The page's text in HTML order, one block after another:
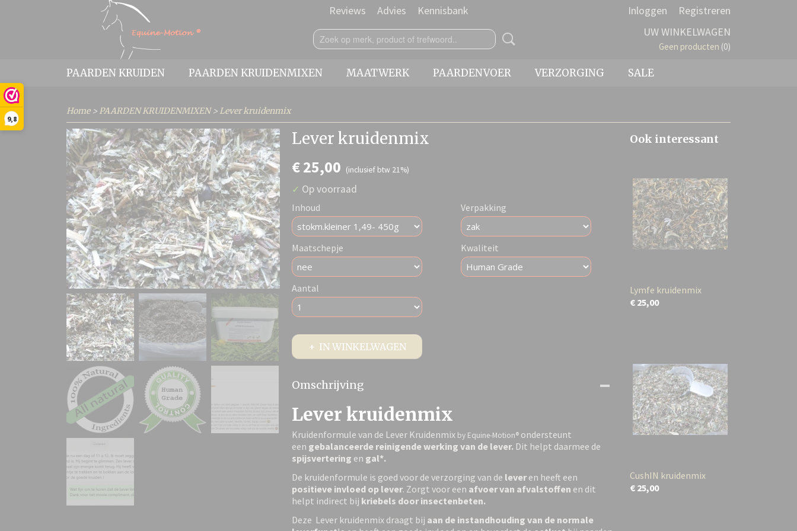
9,8
Reviews Advies Kennisbank Inloggen
Registreren
UW WINKELWAGEN
Geen producten (0)
PAARDEN KRUIDEN PAARDEN KRUIDENMIXEN MAATWERK PAARDENVOER VERZORGING SALE
Home> PAARDEN KRUIDENMIXEN> Lever kruidenmix
Lever kruidenmix
€ 25,00 (inclusief btw 21%)
✓ Op voorraad
Inhoud Verpakking
Maatschepje Kwaliteit
Aantal
IN WINKELWAGEN
Omschrijving
Lever kruidenmix
Kruidenformule van de Lever Kruidenmix by Equine-Motion® ondersteunt
een gebalanceerde reinigende werking van de lever. Dit helpt daarmee de
spijsvertering en gal*.
De kruidenformule is goed voor de verzorging van de lever en heeft een
positieve invloed op lever. Zorgt voor een afvoer van afvalstoffen en dit
helpt indirect bij kriebels door insectenbeten.
Deze Lever kruidenmix draagt bij aan de instandhouding van de normale
Ook interessant
Lymfe kruidenmix
€ 25,00
CushIN kruidenmix
€ 25,00